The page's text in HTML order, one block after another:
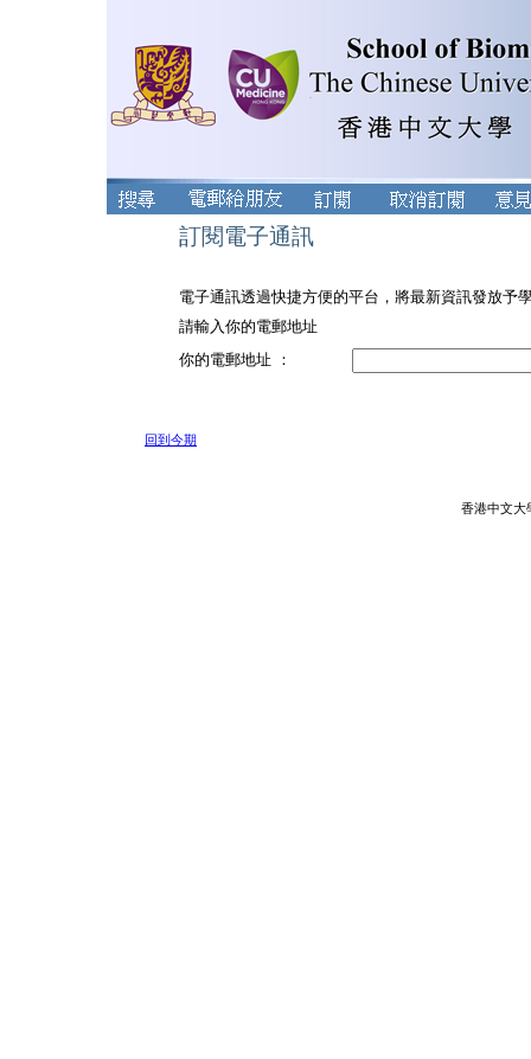
訂閱電子通訊
電子通訊透過快捷方便的平台，將最新資訊發放予
請輸入你的電郵地址
你的電郵地址 ：
回到今期
香港中文大